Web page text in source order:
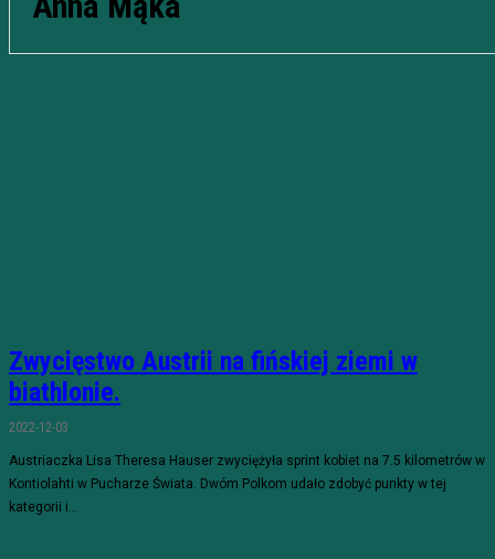
Zwycięstwo Austrii na fińskiej ziemi w
biathlonie.
2022-12-03
Austriaczka Lisa Theresa Hauser zwyciężyła sprint kobiet na 7.5 kilometrów w
Kontiolahti w Pucharze Świata. Dwóm Polkom udało zdobyć punkty w tej
kategorii i...